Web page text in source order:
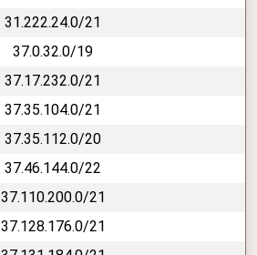
31.222.24.0/21
37.0.32.0/19
37.17.232.0/21
37.35.104.0/21
37.35.112.0/20
37.46.144.0/22
37.110.200.0/21
37.128.176.0/21